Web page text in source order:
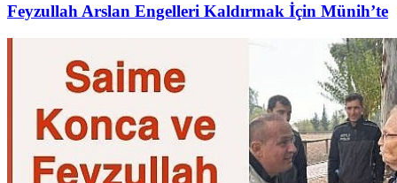
Feyzullah Arslan Engelleri Kaldırmak İçin Münih’te